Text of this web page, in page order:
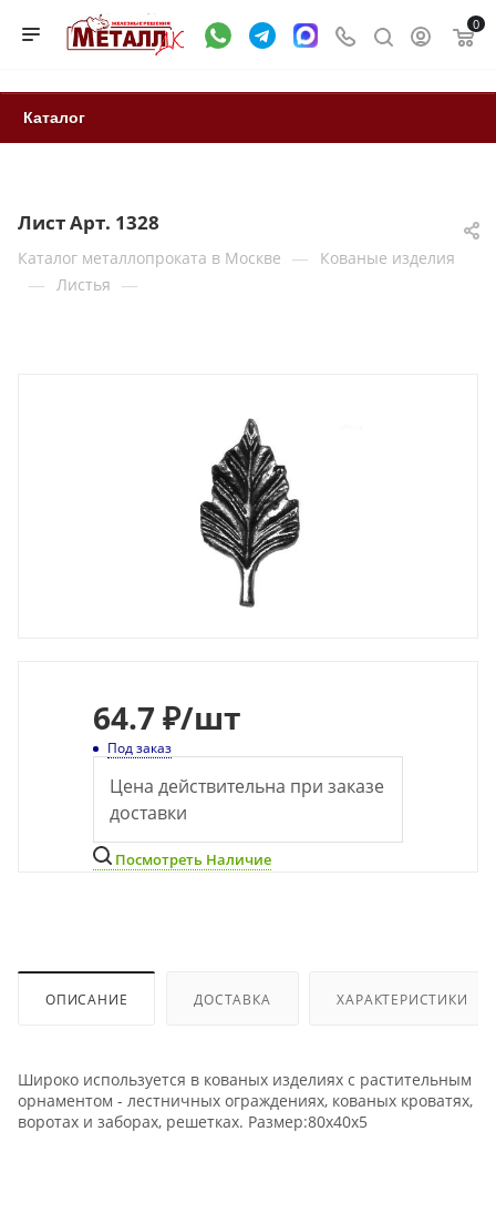
0
Каталог
Лист Арт. 1328
Каталог металлопроката в Москве — Кованые изделия
— Листья —
64.7 ₽/шт
Под заказ
Цена действительна при заказе
доставки
Посмотреть Наличие
ОПИСАНИЕ ДОСТАВКА ХАРАКТЕРИСТИКИ
Широко используется в кованых изделиях с растительным
орнаментом - лестничных ограждениях, кованых кроватях,
воротах и заборах, решетках. Размер:80х40х5